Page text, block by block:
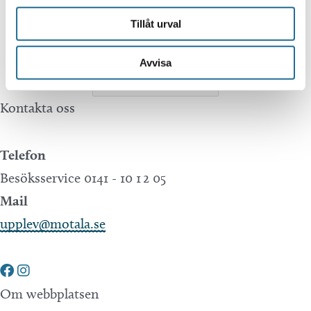
Tillåt urval
Avvisa
Tillväxt Motala is not responsible for any
mistakes in translations performed by Google
Translate.
Kontakta oss
Telefon
Besöksservice 0141 - 10 1 2 05
Mail
upplev@motala.se
Om webbplatsen